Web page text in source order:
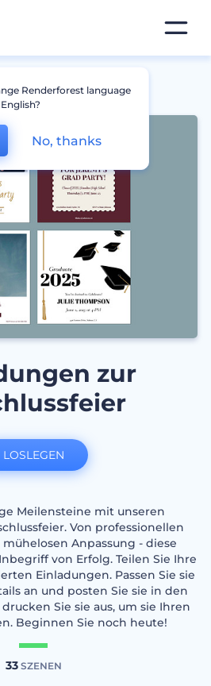
zur
Meilensteine mit unseren
Von professionellen
Anpassung - diese
von Erfolg. Teilen Sie Ihre
Einladungen. Passen Sie sie
an und posten Sie sie in den
Sie sie aus, um sie Ihren
Beginnen Sie noch heute!
33SZENEN
LOSLEGEN
Renderforest language
No, thanks